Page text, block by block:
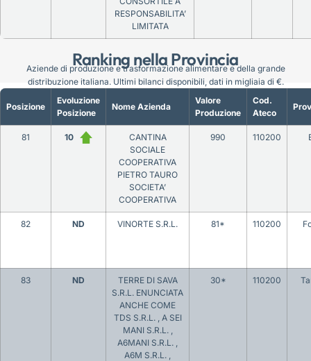
Ranking nella Provincia
RESPONSABILITA’
LIMITATA
Posizione
Evoluzione
Posizione
Nome Azienda
Valore
Produzione
Cod.
Ateco
81 10
CANTINA
SOCIALE
COOPERATIVA
PIETRO TAURO
SOCIETA’
COOPERATIVA
990 110200
82 ND VINORTE S.R.L. 81* 110200
83 ND
TERRE DI SAVA
S.R.L. ENUNCIATA
ANCHE COME
TDS S.R.L. , A SEI
MANI S.R.L. ,
A6MANI S.R.L. ,
A6M S.R.L. ,
30* 110200
Aziende di produzione e trasformazione alimentare e della grande
distribuzione italiana. Ultimi bilanci disponibili, dati in migliaia di €.